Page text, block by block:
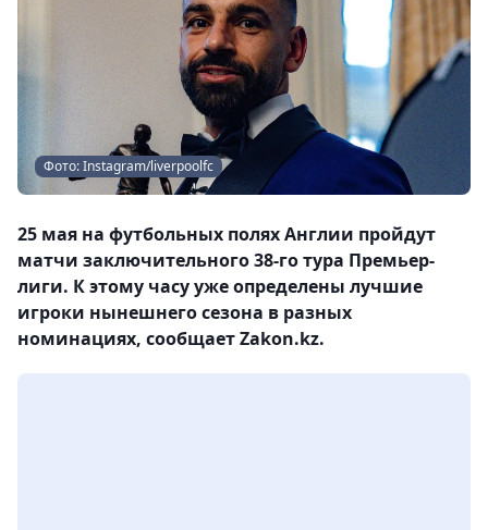
Фото: Instagram/liverpoolfc
25 мая на футбольных полях Англии пройдут
матчи заключительного 38-го тура Премьер-
лиги. К этому часу уже определены лучшие
игроки нынешнего сезона в разных
номинациях, сообщает Zakon.kz.